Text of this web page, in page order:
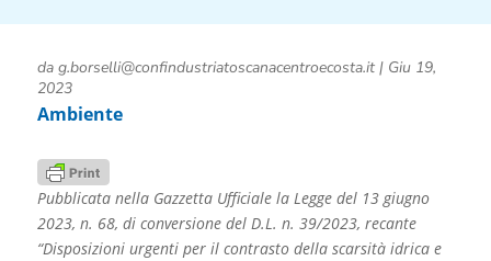
da g.borselli@confindustriatoscanacentroecosta.it| Giu 19,
2023
Ambiente
Pubblicata nella Gazzetta Ufficiale la Legge del 13 giugno
2023, n. 68, di conversione del D.L. n. 39/2023, recante
“Disposizioni urgenti per il contrasto della scarsità idrica e